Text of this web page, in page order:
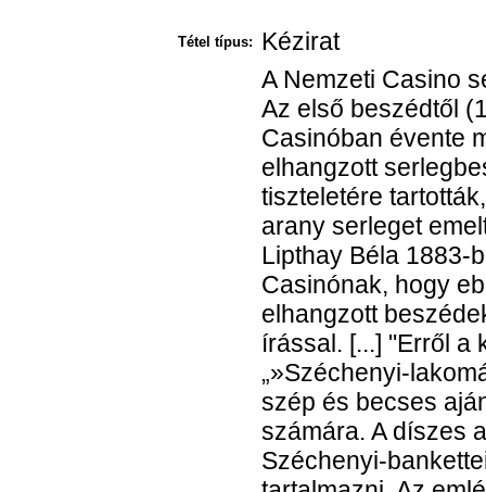
Tétel típus: Kézirat
A Nemzeti Casino
Az első beszédtől
Casinóban évente
elhangzott
tiszteletére
arany serleget
Lipthay Béla 1883-
Casinónak, hogy
elhangzott
írással. [...] "Erről a
„»Széchenyi-
szép és becses
számára. A díszes
Széchenyi-